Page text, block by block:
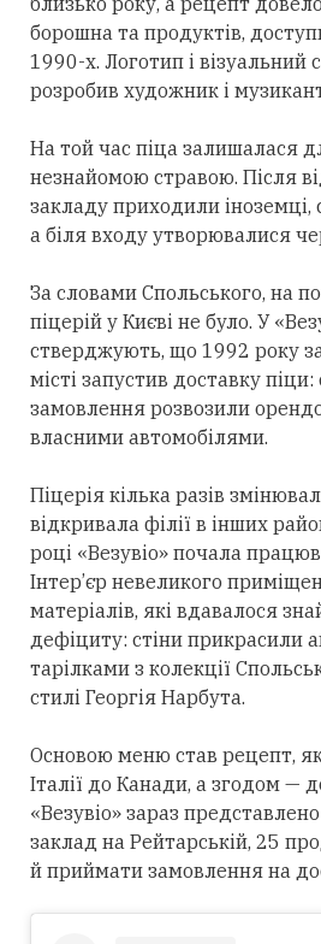
борошна та продуктів,
1990-х. Логотип і візуальний
розробив художник і
На той час піца залишалася
незнайомою стравою. Після
закладу приходили іноземці,
а біля входу утворювалися
За словами Спольського, на
піцерій у Києві не було. У
стверджують, що 1992 року
місті запустив доставку
замовлення розвозили
власними автомобілями.
Піцерія кілька разів
відкривала філії в інших
році «Везувіо» почала
Інтер’єр невеликого
матеріалів, які вдавалося
дефіциту: стіни прикрасили
тарілками з колекції
стилі Георгія Нарбута.
Основою меню став рецепт,
Італії до Канади, а згодом —
«Везувіо» зараз
заклад на Рейтарській, 25
й приймати замовлення на